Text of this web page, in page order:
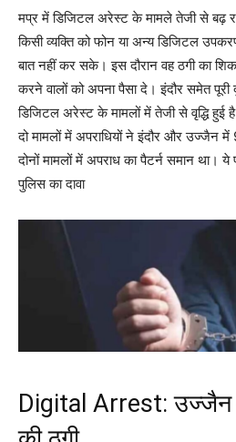
मप्र में डिजिटल अरेस्ट के मामले तेजी से बढ़
किसी व्यक्ति को फोन या अन्य डिजिटल
बात नहीं कर सके। इस दौरान वह ठगी का
करने वालों को अपना पैसा दे। इंदौर समेत पूरी
डिजिटल अरेस्ट के मामलों में तेजी से वृद्धि
दो मामलों में अपराधियों ने इंदौर और उज्जैन
दोनों मामलों में अपराध का पैटर्न समान था।
पुलिस का दावा
Digital Arrest: